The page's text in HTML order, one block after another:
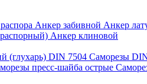
Анкер забивной Анкер
Анкер клиновой
(глухарь) DIN 7504 Саморезы
пресс-шайба острые